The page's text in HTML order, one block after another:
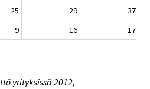
25 29
37
9 16 17
yrityksissä 2012,